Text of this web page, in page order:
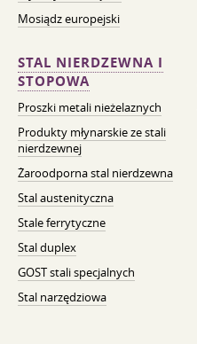
Mosiądz europejski
STAL NIERDZEWNA I
STOPOWA
Proszki metali nieżelaznych
Produkty młynarskie ze stali
nierdzewnej
Żaroodporna stal nierdzewna
Stal austenityczna
Stale ferrytyczne
Stal duplex
GOST stali specjalnych
Stal narzędziowa